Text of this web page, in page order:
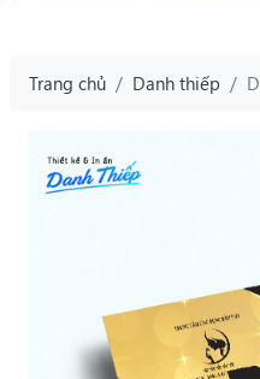
Trang chủ Danh thiếp